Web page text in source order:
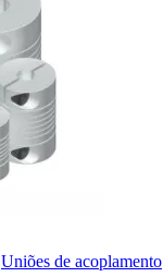
Uniões de acoplamento